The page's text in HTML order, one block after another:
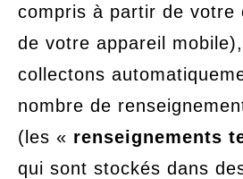
compris à partir de votre
de votre appareil
collectons
nombre de
(les « renseignements
qui sont stockés dans